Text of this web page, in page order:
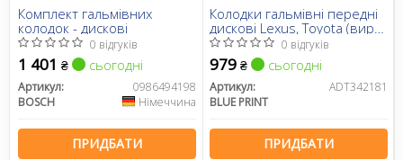
Комплект гальмівних
колодок - дискові
0 відгуків
1 401 ₴ сьогодні
Артикул:
0986494198
BOSCH
Німеччина
ПРИДБАТИ
Колодки гальмівні передні
дискові Lexus, Toyota (вир-
во Blue Print)0 відгуків
979 ₴ сьогодні
Артикул:
ADT342181
BLUE PRINT
ПРИДБАТИ